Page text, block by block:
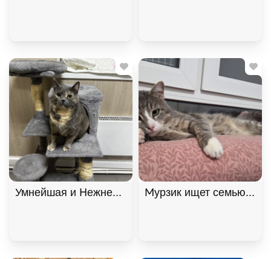
Умнейшая и Нежнейшая кошка Фелиция ищет
Мурзик ищет семью и